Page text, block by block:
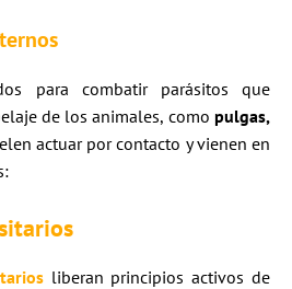
para combatir parásitos que
de los animales, como pulgas,
actuar por contacto y vienen en
liberan principios activos de